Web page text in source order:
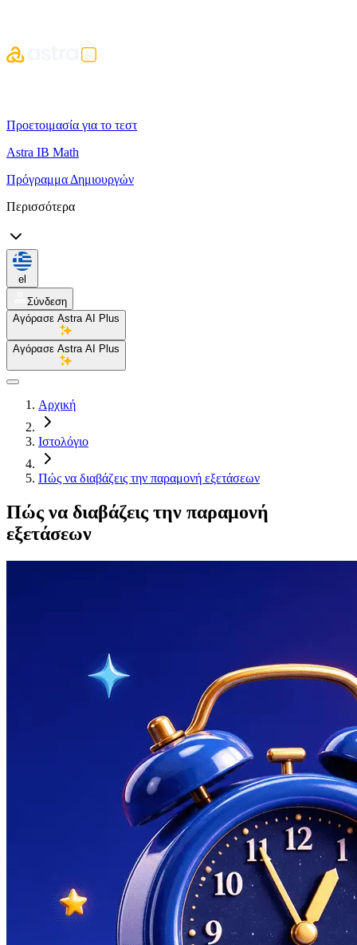
Προετοιμασία για το τεστ
Astra IB Math
Πρόγραμμα Δημιουργών
Περισσότερα
el
Σύνδεση
Αγόρασε Astra AI Plus
Αγόρασε Astra AI Plus
Αρχική
Ιστολόγιο
Πώς να διαβάζεις την παραμονή εξετάσεων
Πώς να διαβάζεις την παραμονή
εξετάσεων